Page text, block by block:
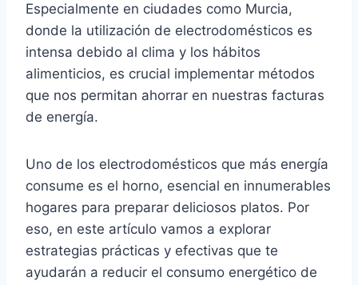
Especialmente en ciudades como Murcia,
donde la utilización de electrodomésticos es
intensa debido al clima y los hábitos
alimenticios, es crucial implementar métodos
que nos permitan ahorrar en nuestras facturas
de energía.
Uno de los electrodomésticos que más energía
consume es el horno, esencial en innumerables
hogares para preparar deliciosos platos. Por
eso, en este artículo vamos a explorar
estrategias prácticas y efectivas que te
ayudarán a reducir el consumo energético de